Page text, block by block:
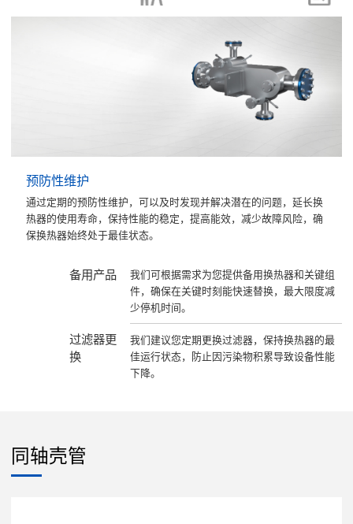
预防性维护
通过定期的预防性维护，可以及时发现并解决潜在的问题，延长换
热器的使用寿命，保持性能的稳定，提高能效，减少故障风险，确
保换热器始终处于最佳状态。
备用产品
我们可根据需求为您提供备用换热器和关键组
件，确保在关键时刻能快速替换，最大限度减
少停机时间。
过滤器更
换
我们建议您定期更换过滤器，保持换热器的最
佳运行状态，防止因污染物积累导致设备性能
下降。
同轴壳管